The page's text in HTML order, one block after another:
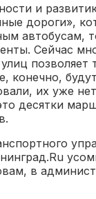
и
дороги»,
автобусам,
Сейчас
конечно,
их уже
десятки
в